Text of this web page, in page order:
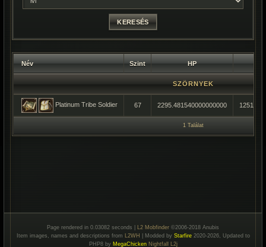
Név Szint HP
SZÖRNYEK
Platinum Tribe Soldier 67 2295.481540000000000
1 Találat
Page rendered in 0.03082 seconds | L2 Mobfinder ©2006-2018 Anubis
Item images, names and descriptions from L2WH | Modded by Starfire2020-2026, Updated to
PHP8 by MegaChicken Nightfall L2j